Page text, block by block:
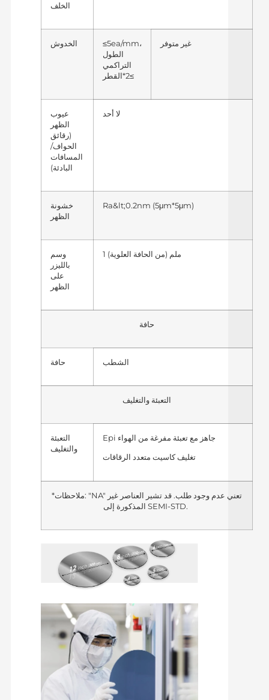
الخلف
الخدوش
≤5ea/mm،
الطول
التراكمي
≥2*القطر
غير متوفر
عيوب
الظهر
(رقائق
الحواف/
المسافات
البادئة)
لا أحد
خشونة
الظهر
Ra&lt;0.2nm (5μm*5μm)
وسم
بالليزر
على
الظهر
حافة
حافة الشطب
التعبئة والتغليف
التعبئة
والتغليف
تغليف كاسيت متعدد الرقاقات
*ملاحظات: "NA" تعني عدم وجود طلب. قد تشير العناصر غير
المذكورة إلى SEMI-STD.